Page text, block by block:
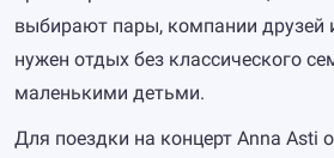
выбирают пары, компании друзей
нужен отдых без классического
маленькими детьми.
Для поездки на концерт Anna Asti